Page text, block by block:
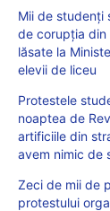
Mii de studenți
de corupția din
lăsate la
elevii de liceu
Protestele
noaptea de
artificiile din
avem nimic de
Zeci de mii de
protestului